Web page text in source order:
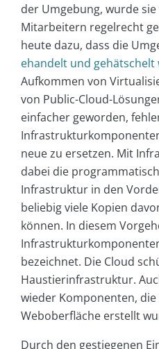
der Umgebung, wurde
Mitarbeitern regelrecht
heute dazu, dass die
ehandelt und gehätschelt
Aufkommen von
von Public-Cloud-
einfacher geworden,
neue zu ersetzen. Mit
dabei die
Infrastruktur in den
beliebig viele Kopien
können. In diesem
bezeichnet. Die Cloud
Haustierinfrastruktur.
wieder Komponenten,
Weboberfläche erstellt
Durch den gestiegenen